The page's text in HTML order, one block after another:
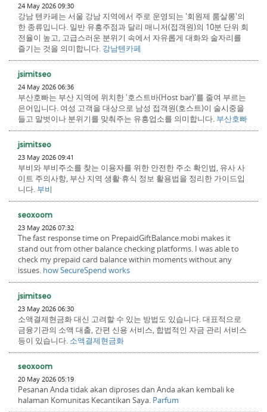
24 May 2026 09:30
강남 텐카페는 서울 강남 지역에서 주로 운영되는 '회원제 룸살롱'의
한 종류입니다. 일반 유흥주점과 달리 매니저(접객원)의 10분 단위 회
전율이 높고, 고급스러운 분위기 속에서 자유롭게 대화와 술자리를
즐기는 것을 의미합니다. 강남텐카페
jsimitseo
24 May 2026 06:36
부산호빠는 부산 지역에 위치한 '호스트바(Host bar)'를 줄여 부르는
은어입니다. 여성 고객을 대상으로 남성 접객원(호스트)이 술시중을
들고 말벗이나 분위기를 맞춰주는 유흥업소를 의미합니다. 부산호빠
jsimitseo
23 May 2026 09:41
부비와 부비주소를 찾는 이용자를 위한 안전한 주소 확인법, 유사 사
이트 주의사항, 부산 지역 생활·휴식 정보 활용법을 정리한 가이드입
니다. 부비
seoxoom
23 May 2026 07:32
The fast response time on PrepaidGiftBalance.mobi makes it
stand out from other balance checking platforms. I was able to
check my prepaid card balance within moments without any
issues. how SecureSpend works
jsimitseo
23 May 2026 06:30
소액결제현금화 대신 고려할 수 있는 방법도 있습니다. 대표적으로
금융기관의 소액 대출, 간편 신용 서비스, 합법적인 자금 관리 서비스
등이 있습니다. 소액결제현금화
seoxoom
20 May 2026 05:19
Pesanan Anda tidak akan diproses dan Anda akan kembali ke
halaman Komunitas Kecantikan Saya. Parfum